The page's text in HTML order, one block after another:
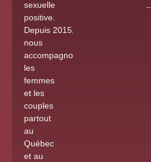
sexuelle
positive.
Depuis 2015,
nous
accompagnons
les
femmes
et les
couples
partout
au
Québec
et au